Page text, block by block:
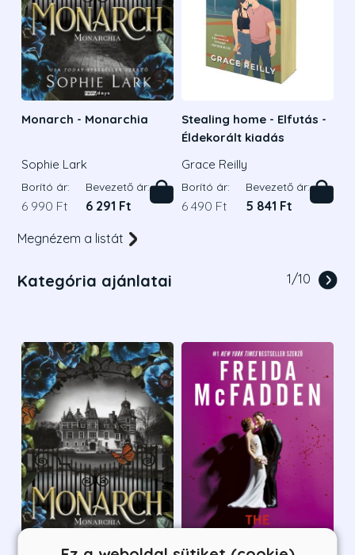
Monarch - Monarchia
Sophie Lark
Borító ár:
6 990 Ft
Bevezető ár:
6 291 Ft
Stealing home - Elfutás -
Éldekorált kiadás
Grace Reilly
Borító ár:
6 490 Ft
Bevezető ár:
5 841 Ft
Megnézem a listát
Kategória ajánlatai 1/10